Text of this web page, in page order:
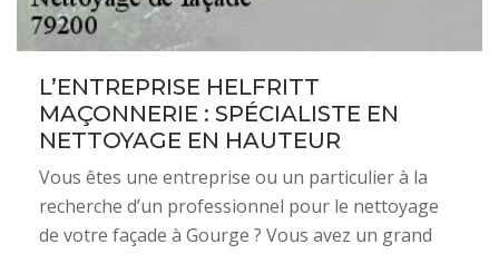
L’ENTREPRISE HELFRITT
MAÇONNERIE : SPÉCIALISTE EN
NETTOYAGE EN HAUTEUR
Vous êtes une entreprise ou un particulier à la
recherche d’un professionnel pour le nettoyage
de votre façade à Gourge ? Vous avez un grand